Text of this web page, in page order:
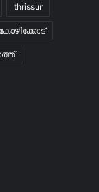
thrissur
കോഴിക്കോട്